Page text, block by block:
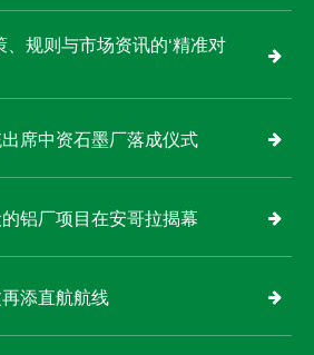
、规则与市场资讯的‘精准对
席中资石墨厂落成仪式
铝厂项目在安哥拉揭幕
添直航航线